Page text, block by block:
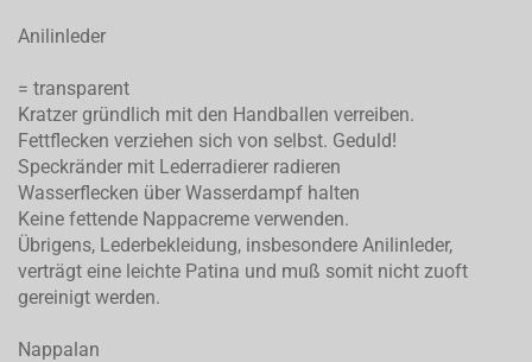
Anilinleder
= transparent
Kratzer gründlich mit den Handballen verreiben.
Fettflecken verziehen sich von selbst. Geduld!
Speckränder mit Lederradierer radieren
Wasserflecken über Wasserdampf halten
Keine fettende Nappacreme verwenden.
Übrigens, Lederbekleidung, insbesondere Anilinleder,
verträgt eine leichte Patina und muß somit nicht zuoft
gereinigt werden.
Nappalan